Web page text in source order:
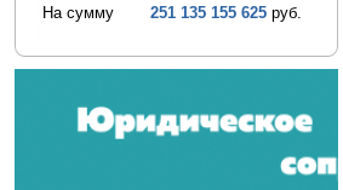
На сумму
251 135 155 625 руб.